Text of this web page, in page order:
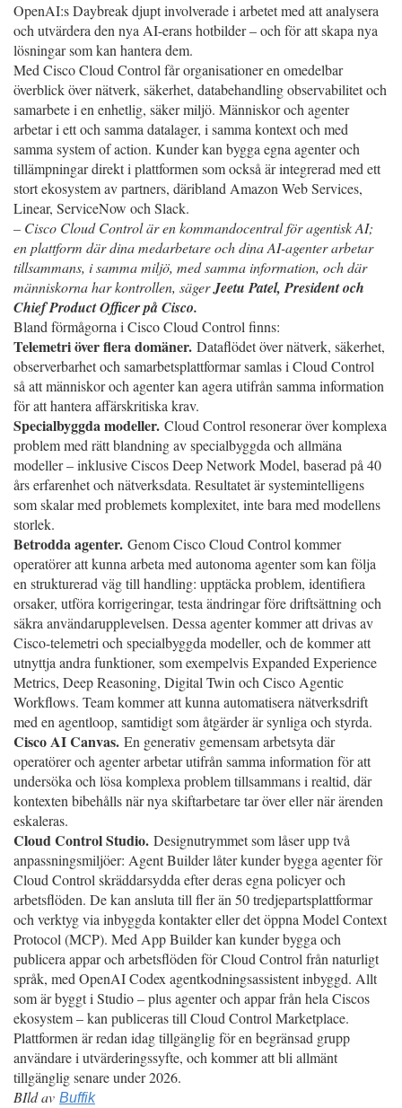
OpenAI:s Daybreak djupt involverade i arbetet med att analysera
och utvärdera den nya AI-erans hotbilder – och för att skapa nya
lösningar som kan hantera dem.
Med Cisco Cloud Control får organisationer en omedelbar
överblick över nätverk, säkerhet, databehandling observabilitet och
samarbete i en enhetlig, säker miljö. Människor och agenter
arbetar i ett och samma datalager, i samma kontext och med
samma system of action. Kunder kan bygga egna agenter och
tillämpningar direkt i plattformen som också är integrerad med ett
stort ekosystem av partners, däribland Amazon Web Services,
Linear, ServiceNow och Slack.
– Cisco Cloud Control är en kommandocentral för agentisk AI;
en plattform där dina medarbetare och dina AI-agenter arbetar
tillsammans, i samma miljö, med samma information, och där
människorna har kontrollen, sägerJeetu Patel, President och
Chief Product Officer på Cisco.
Bland förmågorna i Cisco Cloud Control finns:
Telemetri över flera domäner. Dataflödet över nätverk, säkerhet,
observerbarhet och samarbetsplattformar samlas i Cloud Control
så att människor och agenter kan agera utifrån samma information
för att hantera affärskritiska krav.
Specialbyggda modeller. Cloud Control resonerar över komplexa
problem med rätt blandning av specialbyggda och allmäna
modeller – inklusive Ciscos Deep Network Model, baserad på 40
års erfarenhet och nätverksdata. Resultatet är systemintelligens
som skalar med problemets komplexitet, inte bara med modellens
storlek.
Betrodda agenter. Genom Cisco Cloud Control kommer
operatörer att kunna arbeta med autonoma agenter som kan följa
en strukturerad väg till handling: upptäcka problem, identifiera
orsaker, utföra korrigeringar, testa ändringar före driftsättning och
säkra användarupplevelsen. Dessa agenter kommer att drivas av
Cisco-telemetri och specialbyggda modeller, och de kommer att
utnyttja andra funktioner, som exempelvis Expanded Experience
Metrics, Deep Reasoning, Digital Twin och Cisco Agentic
Workflows. Team kommer att kunna automatisera nätverksdrift
med en agentloop, samtidigt som åtgärder är synliga och styrda.
Cisco AI Canvas. En generativ gemensam arbetsyta där
operatörer och agenter arbetar utifrån samma information för att
undersöka och lösa komplexa problem tillsammans i realtid, där
kontexten bibehålls när nya skiftarbetare tar över eller när ärenden
eskaleras.
Cloud Control Studio. Designutrymmet som låser upp två
anpassningsmiljöer: Agent Builder låter kunder bygga agenter för
Cloud Control skräddarsydda efter deras egna policyer och
arbetsflöden. De kan ansluta till fler än 50 tredjepartsplattformar
och verktyg via inbyggda kontakter eller det öppna Model Context
Protocol (MCP). Med App Builder kan kunder bygga och
publicera appar och arbetsflöden för Cloud Control från naturligt
språk, med OpenAI Codex agentkodningsassistent inbyggd. Allt
som är byggt i Studio – plus agenter och appar från hela Ciscos
ekosystem – kan publiceras till Cloud Control Marketplace.
Plattformen är redan idag tillgänglig för en begränsad grupp
användare i utvärderingssyfte, och kommer att bli allmänt
tillgänglig senare under 2026.
BIld av Buffik